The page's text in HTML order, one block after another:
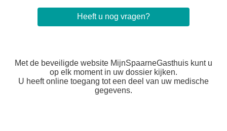
Heeft u nog vragen?
Met de beveiligde website MijnSpaarneGasthuis kunt u
op elk moment in uw dossier kijken.
U heeft online toegang tot een deel van uw medische
gegevens.